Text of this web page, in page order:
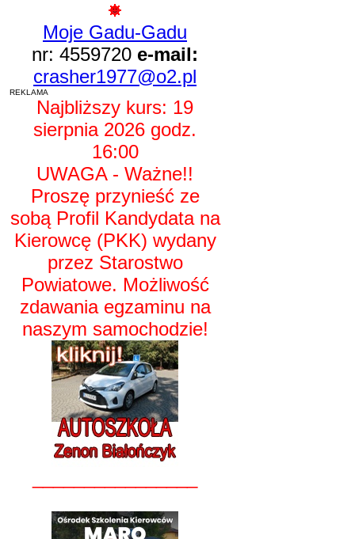
Moje Gadu-Gadu
nr: 4559720 e-mail:
crasher1977@o2.pl
REKLAMA
Najbliższy kurs: 19
sierpnia 2026 godz.
16:00
UWAGA - Ważne!!
Proszę przynieść ze
sobą Profil Kandydata na
Kierowcę (PKK) wydany
przez Starostwo
Powiatowe. Możliwość
zdawania egzaminu na
naszym samochodzie!